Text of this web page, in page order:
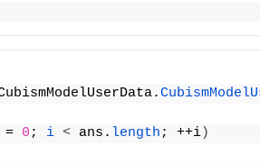
= 0 ; i < ans. length ; ++i)